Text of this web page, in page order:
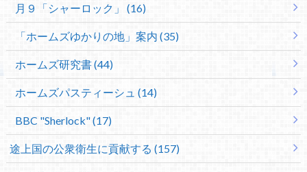
月９「シャーロック」 (16)
「ホームズゆかりの地」案内 (35)
ホームズ研究書 (44)
ホームズパスティーシュ (14)
BBC "Sherlock" (17)
途上国の公衆衛生に貢献する (157)